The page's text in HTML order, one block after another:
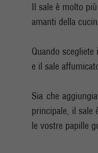
Il sale è molto
amanti della
Quando
e il sale
Sia che
principale, il sale
le vostre papille